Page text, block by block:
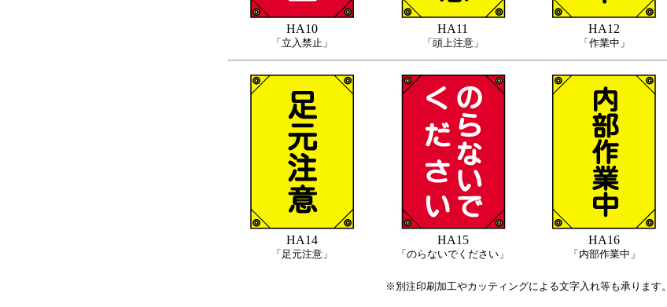
HA10
「立入禁止」
HA11
「頭上注意」
HA12
「作業中」
HA14
「足元注意」
HA15
「のらないでください」
HA16
「内部作業中」
※別注印刷加工やカッティングによる文字入れ等も承ります。